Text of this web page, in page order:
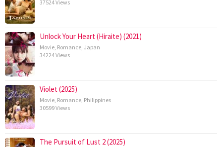
37524 Views
Unlock Your Heart (Hiraite) (2021)
Movie Romance Japan
34224 Views
Violet (2025)
Movie Romance Philippines
30599 Views
The Pursuit of Lust 2 (2025)